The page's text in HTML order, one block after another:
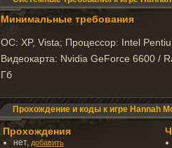
Минимальные требования
ОС: XP, Vista; Процессор: Intel
Видеокарта: Nvidia GeForce 6600 /
Гб
Прохождение и коды к игре Hannah
Прохождения
нет, добавить